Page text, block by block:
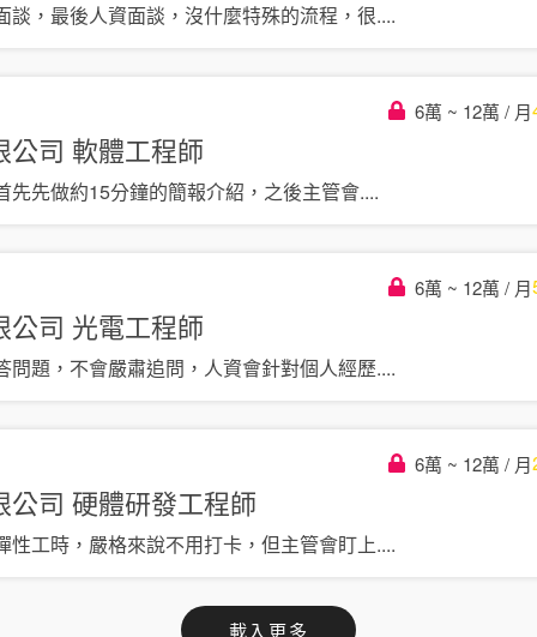
談，最後人資面談，沒什麼特殊的流程，很....
6萬 ~ 12萬 / 月
公司 軟體工程師
先先做約15分鐘的簡報介紹，之後主管會....
6萬 ~ 12萬 / 月
公司 光電工程師
問題，不會嚴肅追問，人資會針對個人經歷....
6萬 ~ 12萬 / 月
公司 硬體研發工程師
性工時，嚴格來說不用打卡，但主管會盯上....
載入更多